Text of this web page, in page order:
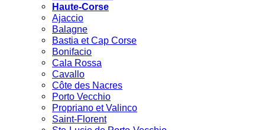
Haute-Corse
Ajaccio
Balagne
Bastia et Cap Corse
Bonifacio
Cala Rossa
Cavallo
Côte des Nacres
Porto Vecchio
Propriano et Valinco
Saint-Florent